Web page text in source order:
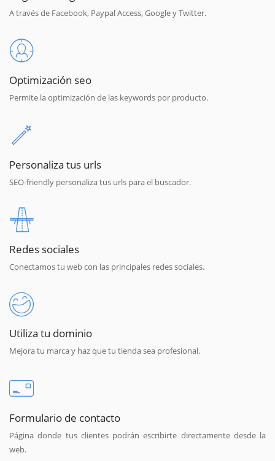
A través de Facebook, Paypal Access, Google y Twitter.
Optimización seo
Permite la optimización de las keywords por producto.
Personaliza tus urls
SEO-friendly personaliza tus urls para el buscador.
Redes sociales
Conectamos tu web con las principales redes sociales.
Utiliza tu dominio
Mejora tu marca y haz que tu tienda sea profesional.
Formulario de contacto
Página donde tus clientes podrán escribirte directamente desde la
web.